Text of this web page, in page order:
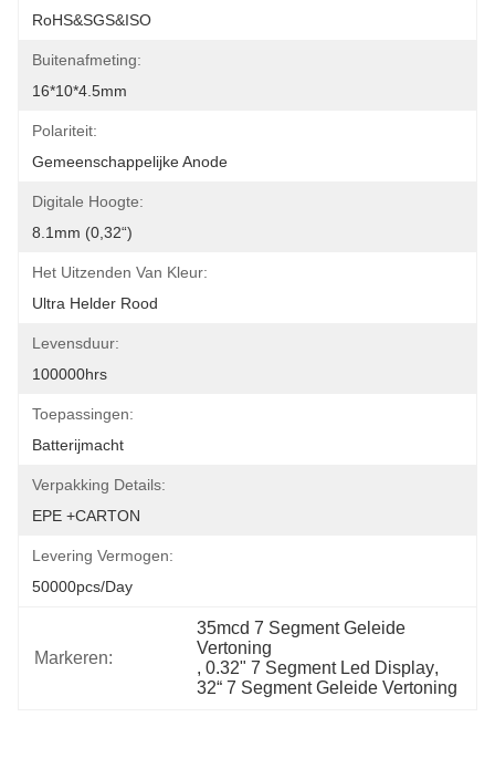
RoHS&SGS&ISO
Buitenafmeting:
16*10*4.5mm
Polariteit:
Gemeenschappelijke Anode
Digitale Hoogte:
8.1mm (0,32“)
Het Uitzenden Van Kleur:
Ultra Helder Rood
Levensduur:
100000hrs
Toepassingen:
Batterijmacht
Verpakking Details:
EPE +CARTON
Levering Vermogen:
50000pcs/day
Markeren:
35mcd 7 Segment Geleide
Vertoning
, 0.32" 7 Segment Led Display,
32“ 7 Segment Geleide Vertoning